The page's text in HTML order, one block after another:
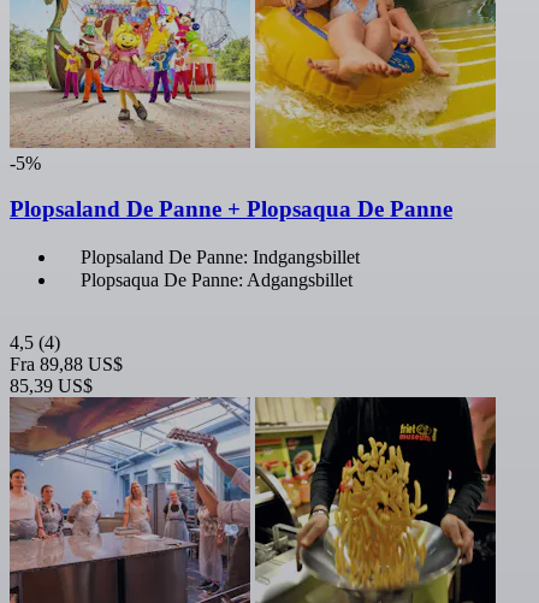
-5%
Plopsaland De Panne + Plopsaqua De Panne
Plopsaland De Panne: Indgangsbillet
Plopsaqua De Panne: Adgangsbillet
4,5 (4)
Fra 89,88 US$
85,39 US$